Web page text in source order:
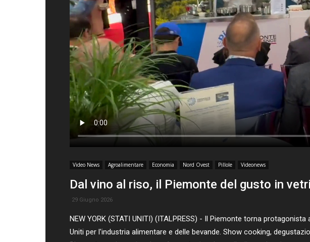
Video News Agroalimentare Economia Nord Ovest Pillole Videonews
Dal vino al riso, il Piemonte del gusto in
29 Giugno 2026
NEW YORK (STATI UNITI) (ITALPRESS) - Il Piemonte torna
Uniti per l'industria alimentare e delle bevande. Show cooking,